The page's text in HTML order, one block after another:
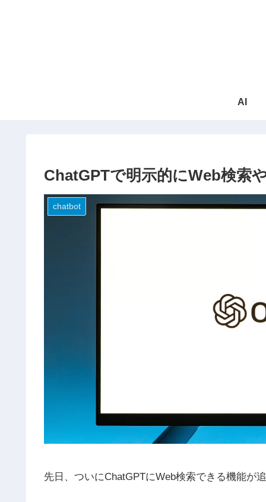
AI
ChatGPTで明示的にWeb検索
chatbot
先日、ついにChatGPTにWeb検索できる機能が